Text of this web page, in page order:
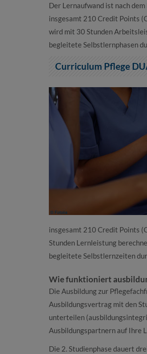
Der Lernaufwand ist nach
insgesamt 210 Credit Points
wird mit 30 Stunden
begleitete Selbstlernphasen
Curriculum Pflege
insgesamt 210 Credit Points
Stunden Lernleistung
begleitete Selbstlernzeiten
Wie funktioniert
Die Ausbildung zur
Ausbildungsvertrag mit den
unterteilen
Ausbildungspartnern auf Ihre
Die 2. Studienphase dauert